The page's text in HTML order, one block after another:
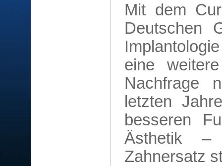
Mit dem
Deutschen
eine
Nachfrage
letzten
besseren
Ästhetik –
Zahnersatz